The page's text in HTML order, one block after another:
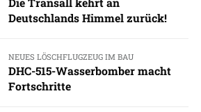
Deutschlands Himmel zurück!
NEUES LÖSCHFLUGZEUG IM BAU
DHC-515-Wasserbomber macht
Fortschritte